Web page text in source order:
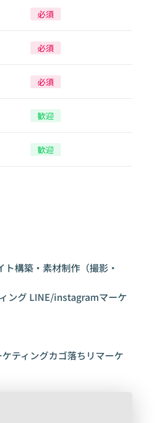
必須
必須
必須
歓迎
歓迎
構築・素材制作（撮影・
ング LINE/instagramマーケ
ティングカゴ落ちリマーケ